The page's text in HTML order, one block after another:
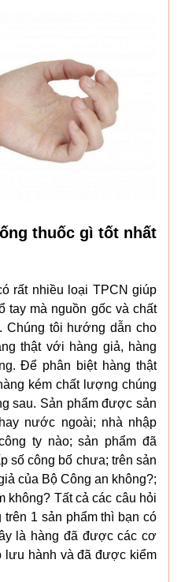
thuốc gì tốt nhất
rất nhiều loại TPCN giúp
tay mà nguồn gốc và chất
Chúng tôi hướng dẫn cho
thật với hàng giả, hàng
Để phân biệt hàng thật
kém chất lượng chúng
sau. Sản phẩm được sản
nước ngoài; nhà nhập
ty nào; sản phẩm đã
số công bố chưa; trên sản
của Bộ Công an không?;
không? Tất cả các câu hỏi
1 sản phẩm thì bạn có
là hàng đã được các cơ
lưu hành và đã được kiểm